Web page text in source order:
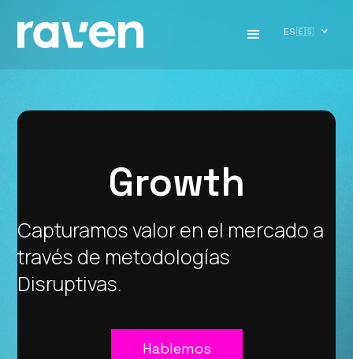
ES 🇪🇸
Growth
Capturamos valor en el mercado a
través de metodologías
Disruptivas.
Hablemos